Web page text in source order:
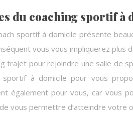
du coaching sportif à
sportif à domicile présente
vous vous impliquerez plus
trajet pour rejoindre une salle de
sportif à domicile pour vous
également pour vous, car
vous permettre d’atteindre votre